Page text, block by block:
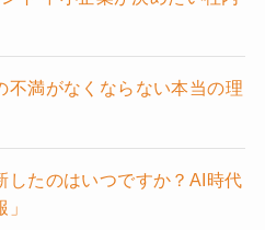
不満がなくならない本当の理
したのはいつですか？AI時代